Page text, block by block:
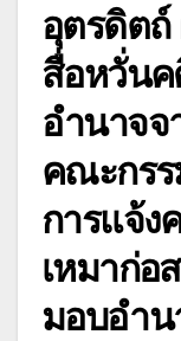
อุตรดิตถ์
สื่อหวั่น
อำนาจจ
คณะกรร
การแจ้ง
เหมาก่อ
มอบอำน